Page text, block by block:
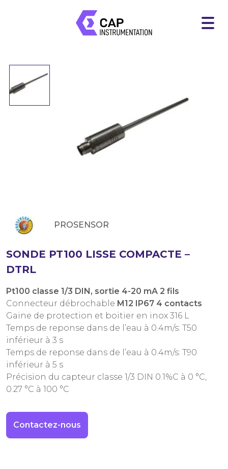
PROSENSOR
SONDE PT100 LISSE COMPACTE –
DTRL
Pt100 classe 1/3 DIN, sortie 4-20 mA 2 fils
Connecteur débrochable M12 IP67 4 contacts
Gaine de protection et boitier en inox 316 L
Temps de reponse dans de l’eau à 0.4m/s: T50
inférieur à 3 s
Temps de reponse dans de l’eau à 0.4m/s: T90
inférieur à 5 s
Précision du capteur classe 1/3 DIN 0.1%C à 0 °C,
0.27 °C à 100 °C
Contactez-nous